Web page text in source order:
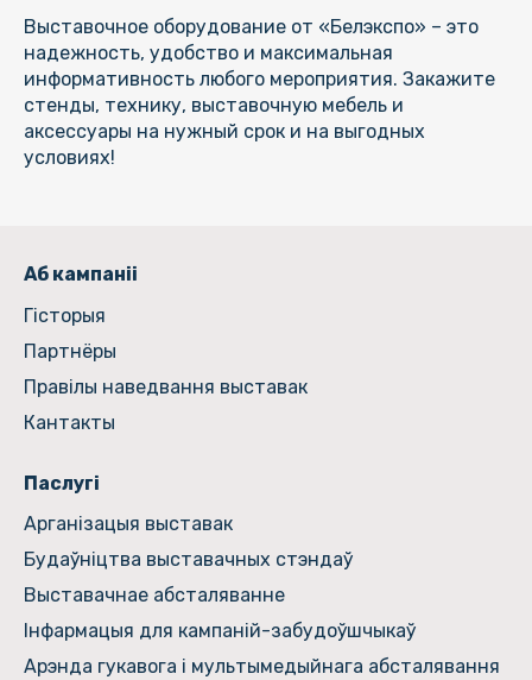
Выставочное оборудование от «Белэкспо» – это
надежность, удобство и максимальная
информативность любого мероприятия. Закажите
стенды, технику, выставочную мебель и
аксессуары на нужный срок и на выгодных
условиях!
Аб кампаніі
Гiсторыя
Партнёры
Правілы наведвання выставак
Кантакты
Паслугі
Арганізацыя выставак
Будаўніцтва выставачных стэндаў
Выставачнае абсталяванне
Інфармацыя для кампаній-забудоўшчыкаў
Арэнда гукавога і мультымедыйнага абсталявання